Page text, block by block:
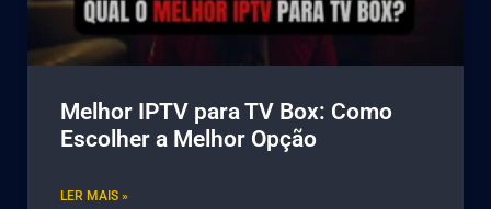
Melhor IPTV para TV Box: Como
Escolher a Melhor Opção
LER MAIS »